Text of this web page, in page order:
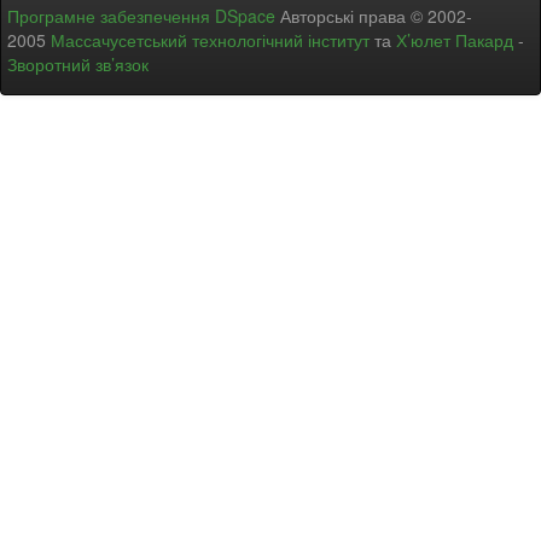
Програмне забезпечення DSpace Авторські права © 2002-
2005 Массачусетський технологічний інститут та Х’юлет Пакард -
Зворотний зв’язок